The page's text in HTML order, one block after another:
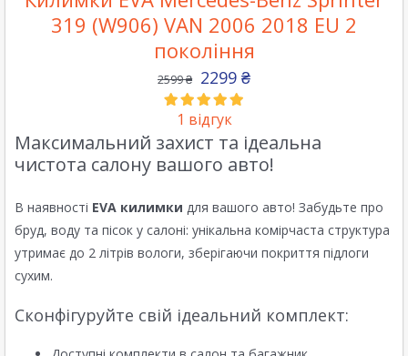
319 (W906) VAN 2006 2018 EU 2
покоління
2599₴ 2299 ₴
1 відгук
Максимальний захист та ідеальна
чистота салону вашого авто!
В наявності EVA килимки для вашого авто! Забудьте про
бруд, воду та пісок у салоні: унікальна комірчаста структура
утримає до 2 літрів вологи, зберігаючи покриття підлоги
сухим.
Сконфігуруйте свій ідеальний комплект: